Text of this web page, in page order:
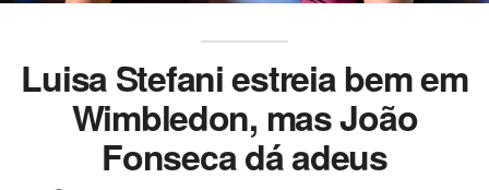
Luisa Stefani estreia bem em
Wimbledon, mas João
Fonseca dá adeus